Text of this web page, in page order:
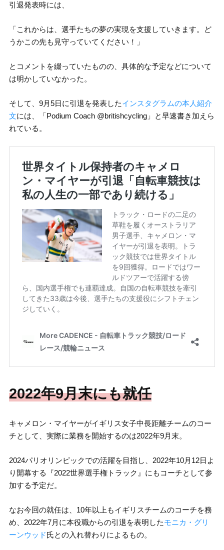
引退発表時には、
「これからは、選手たちの夢の実現を支援していきます。ど
うかこの先も見守っていてください！」
とコメントを綴っていたものの、具体的な予定などについて
は明かしていなかった。
そして、9月5日に引退を発表したインスタグラムの本人紹介
文には、「Podium Coach @britishcycling」と早速書き加えら
れている。
2022年9月末にも就任
キャメロン・マイヤーがイギリス女子中長距離チームのコー
チとして、実際に業務を開始するのは2022年9月末。
2024パリオリンピックでの活躍を目指し、2022年10月12日よ
り開幕する『2022世界選手権トラック』にもコーチとして参
加する予定だ。
なお今回の就任は、10年以上もイギリスチームのコーチを務
め、2022年7月に本役職からの引退を表明したモニカ・グリ
ーンウッド氏との入れ替わりによるもの。